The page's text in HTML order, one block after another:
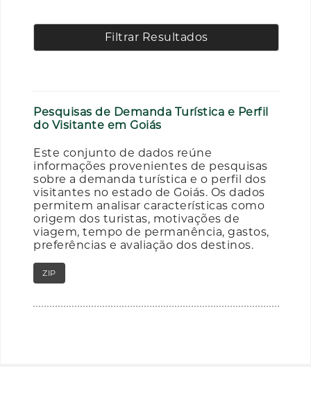
Filtrar Resultados
Pesquisas de Demanda Turística e Perfil
do Visitante em Goiás
Este conjunto de dados reúne
informações provenientes de pesquisas
sobre a demanda turística e o perfil dos
visitantes no estado de Goiás. Os dados
permitem analisar características como
origem dos turistas, motivações de
viagem, tempo de permanência, gastos,
preferências e avaliação dos destinos.
ZIP